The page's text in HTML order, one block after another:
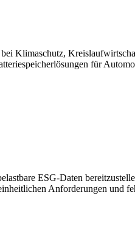
Klimaschutz,
für
ESG-Daten
Anforderungen und